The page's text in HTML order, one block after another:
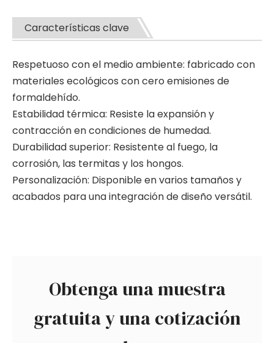
Características clave
Respetuoso con el medio ambiente: fabricado con
materiales ecológicos con cero emisiones de
formaldehído.
Estabilidad térmica: Resiste la expansión y
contracción en condiciones de humedad.
Durabilidad superior: Resistente al fuego, la
corrosión, las termitas y los hongos.
Personalización: Disponible en varios tamaños y
acabados para una integración de diseño versátil.
Obtenga una muestra
gratuita y una cotización